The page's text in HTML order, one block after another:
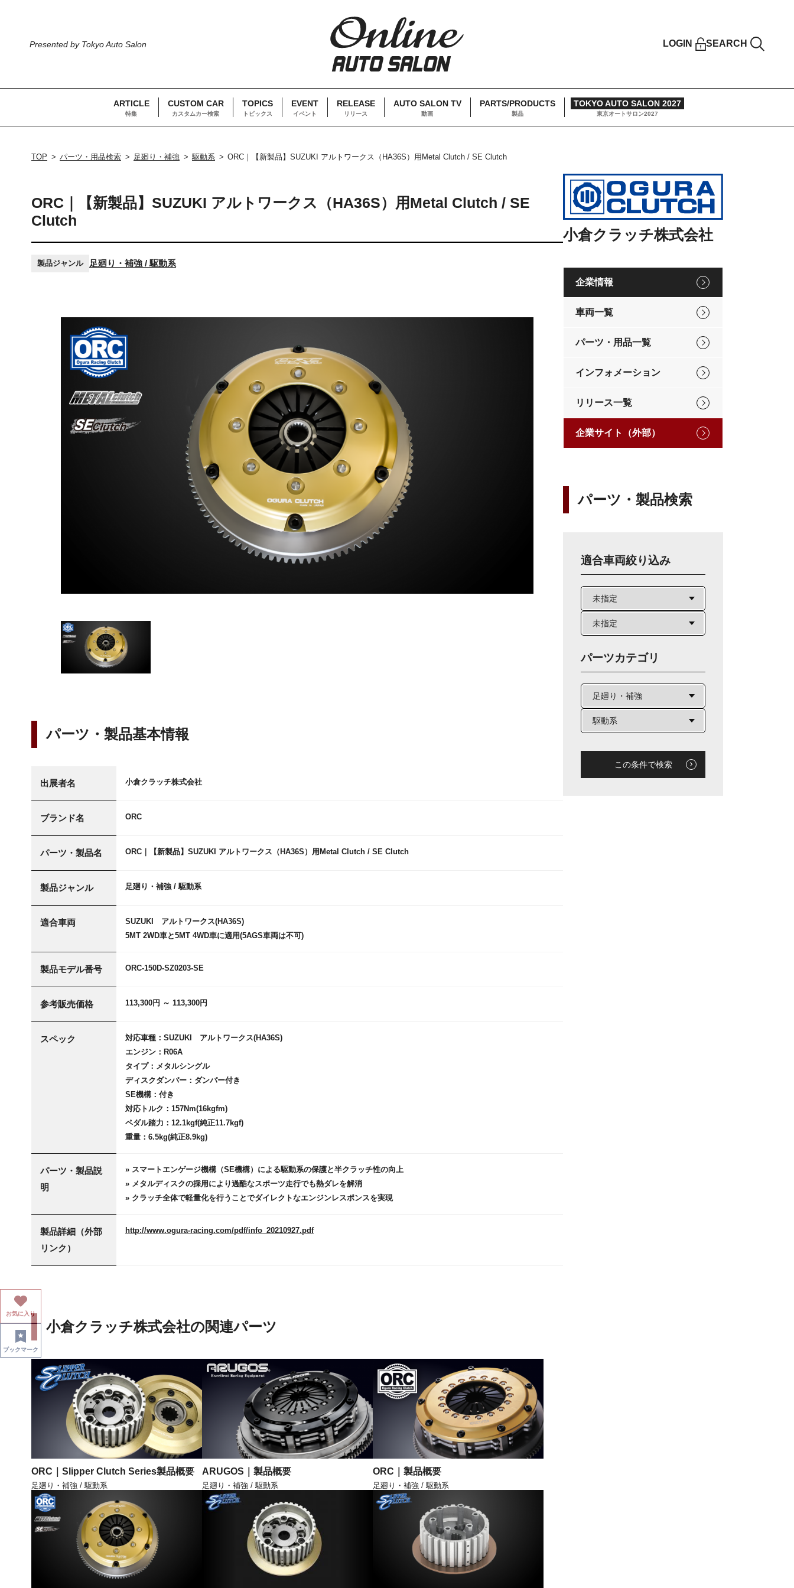
Presented by Tokyo Auto Salon LOGIN SEARCH
ARTICLE
特集
CUSTOM CAR
カスタムカー検索
TOPICS
トピックス
EVENT
イベント
RELEASE
リリース
AUTO SALON TV
動画
PARTS/PRODUCTS
製品
TOKYO AUTO SALON 2027
東京オートサロン2027
TOP パーツ・用品検索 足廻り・補強 駆動系 ORC｜【新製品】SUZUKI アルトワークス（HA36S）用Metal Clutch / SE Clutch
ORC｜【新製品】SUZUKI アルトワークス（HA36S）用Metal Clutch / SE
Clutch
製品ジャンル 足廻り・補強 / 駆動系
パーツ・製品基本情報
出展者名 小倉クラッチ株式会社
ブランド名 ORC
パーツ・製品名 ORC｜【新製品】SUZUKI アルトワークス（HA36S）用Metal Clutch / SE Clutch
製品ジャンル 足廻り・補強 / 駆動系
適合車両
SUZUKI アルトワークス(HA36S)
5MT 2WD車と5MT 4WD車に適用(5AGS車両は不可)
製品モデル番号 ORC-150D-SZ0203-SE
参考販売価格 113,300円 ～ 113,300円
スペック
対応車種：SUZUKI アルトワークス(HA36S)
エンジン：R06A
タイプ：メタルシングル
ディスクダンパー：ダンパー付き
SE機構：付き
対応トルク：157Nm(16kgfm)
ペダル踏力：12.1kgf(純正11.7kgf)
重量：6.5kg(純正8.9kg)
パーツ・製品説
明
» スマートエンゲージ機構（SE機構）による駆動系の保護と半クラッチ性の向上
» メタルディスクの採用により過酷なスポーツ走行でも熱ダレを解消
» クラッチ全体で軽量化を行うことでダイレクトなエンジンレスポンスを実現
製品詳細（外部
リンク）
http://www.ogura-racing.com/pdf/info_20210927.pdf
小倉クラッチ株式会社の関連パーツ
ORC｜Slipper Clutch Series製品概要
足廻り・補強 / 駆動系
ARUGOS｜製品概要
足廻り・補強 / 駆動系
ORC｜製品概要
足廻り・補強 / 駆動系
小倉クラッチ株式会社
企業情報
車両一覧
パーツ・用品一覧
インフォメーション
リリース一覧
企業サイト（外部）
パーツ・製品検索
適合車両絞り込み
パーツカテゴリ
この条件で検索
お気に入り
ブックマーク